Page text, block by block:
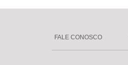
FALE CONOSCO